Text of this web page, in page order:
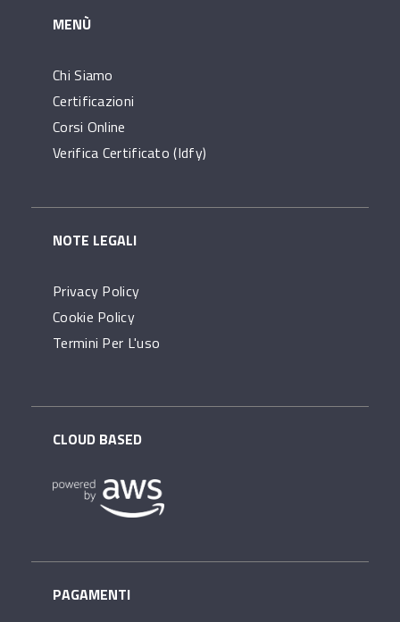
MENÙ
Chi Siamo
Certificazioni
Corsi Online
Verifica Certificato (idfy)
NOTE LEGALI
Privacy Policy
Cookie Policy
Termini Per L'uso
CLOUD BASED
PAGAMENTI